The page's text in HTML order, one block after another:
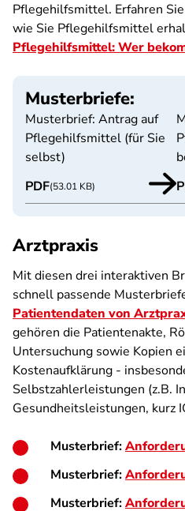
Pflegehilfsmittel. Erfahren
wie Sie Pflegehilfsmittel
Pflegehilfsmittel: Wer
Musterbriefe:
Musterbrief: Antrag auf
Pflegehilfsmittel (für Sie
selbst)
PDF(53.01 KB)
Arztpraxis
Mit diesen drei interaktiven
schnell passende
Patientendaten von
gehören die Patientenakte,
Untersuchung sowie Kopien
Kostenaufklärung -
Selbstzahlerleistungen (z.B.
Gesundheitsleistungen, kurz
Musterbrief:
Musterbrief:
Musterbrief: